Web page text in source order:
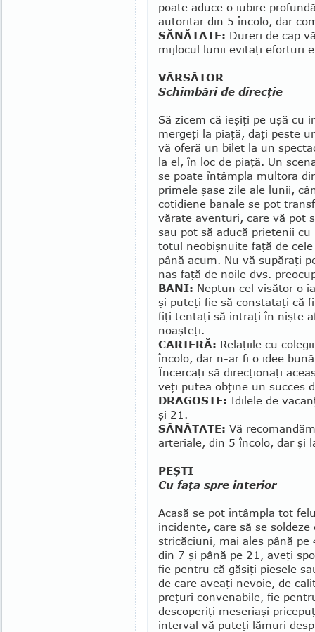
poate aduce o iubire
autoritar din 5 încolo, dar
SĂNĂTATE: Dureri de cap
mijlocul lunii evitaţi eforturi
VĂRSĂTOR
Schimbări de direcţie
Să zicem că ieşiţi pe uşă cu
mergeţi la pia­ţă, daţi peste
vă oferă un bilet la un
la el, în loc de piaţă. Un
se poate în­tâm­pla multora
primele şase zile ale lunii,
cotidiene banale se pot
vărate aventuri, care vă pot
sau pot să aducă prietenii cu
totul neobişnuite faţă de
până acum. Nu vă supă­raţi
nas faţă de noile dvs.
BANI: Neptun cel visător o
şi puteţi fie să constataţi că
fiţi tentaţi să intraţi în nişte
noaşteţi.
CARIERĂ: Relaţiile cu
încolo, dar n-ar fi o idee
Încercaţi să direcţionaţi
veţi putea obţine un succes
DRAGOSTE: Idilele de
şi 21.
SĂNĂTATE: Vă
arteriale, din 5 înco­lo, dar şi
PEŞTI
Cu faţa spre interior
Acasă se pot întâmpla tot
incidente, care să se
stri­că­ciuni, mai ales până pe
din 7 şi până pe 21, aveţi
fie pentru că găsiţi piesele
de care aveaţi nevoie, de
preţuri convenabile, fie
descoperiţi meseriaşi
in­ter­val vă puteţi lămuri